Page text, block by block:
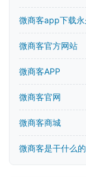
微商客app下载
微商客官方网站
微商客APP
微商客官网
微商客商城
微商客是干什么的